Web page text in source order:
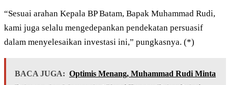
“Sesuai arahan Kepala BP Batam, Bapak Muhammad Rudi,
kami juga selalu mengedepankan pendekatan persuasif
dalam menyelesaikan investasi ini,” pungkasnya. (*)
BACA JUGA: Optimis Menang, Muhammad Rudi Minta